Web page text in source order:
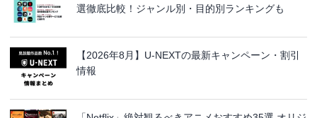
選徹底比較！ジャンル別・目的別ランキングも
【2026年8月】U-NEXTの最新キャンペーン・割引
情報